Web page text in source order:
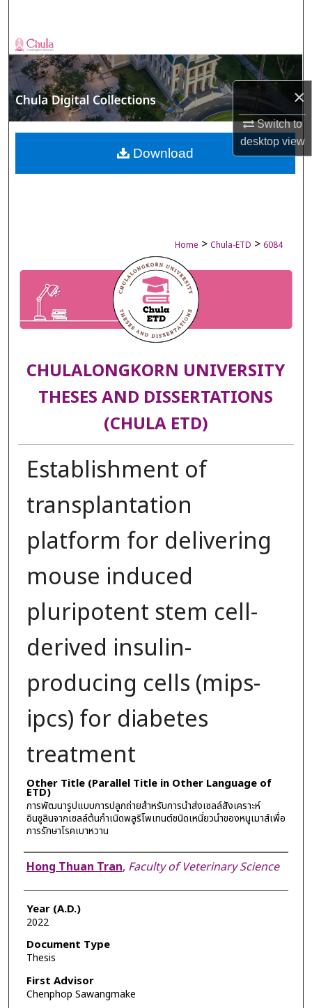
×
Switch to
desktopview
Browse Collections
My Account
About
Digital Commons Network™
Home > Chula-ETD > 6084
CHULALONGKORN UNIVERSITY
THESES AND DISSERTATIONS
(CHULA ETD)
Establishment of
transplantation
platform for delivering
mouse induced
pluripotent stem cell-
derived insulin-
producing cells (mips-
ipcs) for diabetes
treatment
Other Title (Parallel Title in Other Language of
ETD)
การพัฒนารูปแบบการปลูกถ่ายสำหรับการนำส่งเซลล์สังเคราะห์
อินซูลินจากเซลล์ต้นกำเนิดพลูริโพเทนต์ชนิดเหนี่ยวนำของหนูเมาส์เพื่อ
การรักษาโรคเบาหวาน
Author
Hong Thuan Tran, Faculty of Veterinary Science
Year (A.D.)
2022
Document Type
Thesis
First Advisor
Chenphop Sawangmake
Download